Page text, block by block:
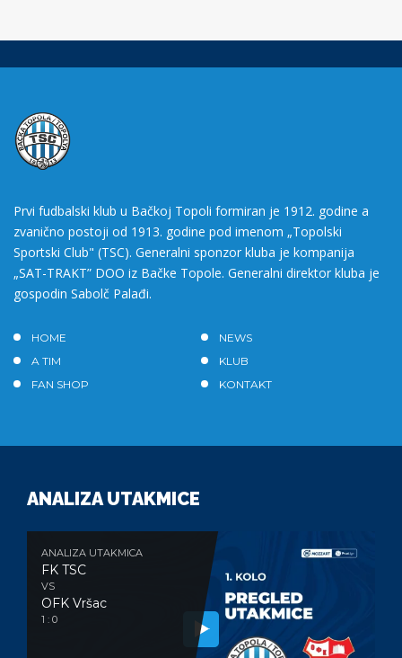
Prvi fudbalski klub u Bačkoj Topoli formiran je 1912. godine a
zvanično postoji od 1913. godine pod imenom „Topolski
Sportski Club" (TSC). Generalni sponzor kluba je kompanija
„SAT-TRAKT” DOO iz Bačke Topole. Generalni direktor kluba je
gospodin Sabolč Palađi.
HOME
NEWS
A TIM
KLUB
FAN SHOP
KONTAKT
ANALIZA UTAKMICE
ANALIZA UTAKMICA
FK TSC
VS
OFK Vršac
1 : 0